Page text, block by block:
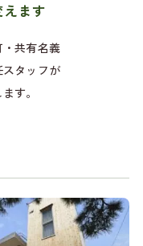
えます
共有名義
タッフが
す。